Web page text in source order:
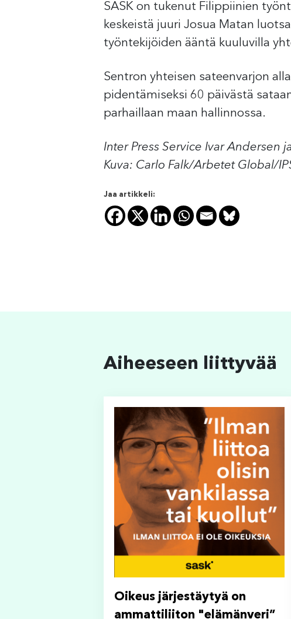
SASK on tukenut Filippiinien
keskeistä juuri Josua Matan
työntekijöiden ääntä kuuluvilla
Sentron yhteisen sateenvarjon
pidentämiseksi 60 päivästä
parhaillaan maan hallinnossa.
Inter Press Service Ivar Andersen
Kuva: Carlo Falk/Arbetet Global/
Jaa artikkeli:
Aiheeseen liittyvää
Oikeus järjestäytyä on
ammattiliiton "elämänveri”